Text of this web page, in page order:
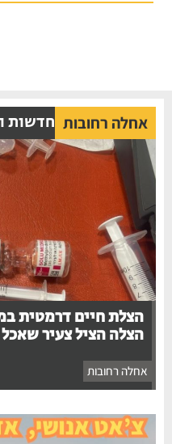
אחלה רחובות חדשות
הצלת חיים דרמטית
הצלה הציל צעיר שאכל
אחלה רחובות